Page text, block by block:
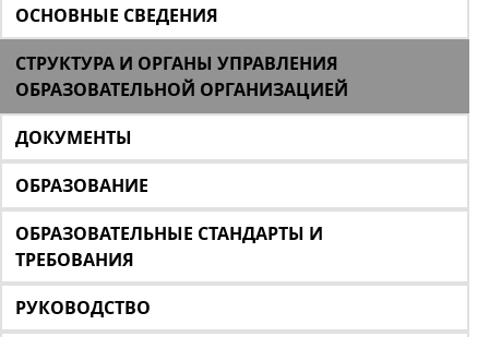
ОСНОВНЫЕ СВЕДЕНИЯ
СТРУКТУРА И ОРГАНЫ УПРАВЛЕНИЯ
ОБРАЗОВАТЕЛЬНОЙ ОРГАНИЗАЦИЕЙ
ДОКУМЕНТЫ
ОБРАЗОВАНИЕ
ОБРАЗОВАТЕЛЬНЫЕ СТАНДАРТЫ И
ТРЕБОВАНИЯ
РУКОВОДСТВО